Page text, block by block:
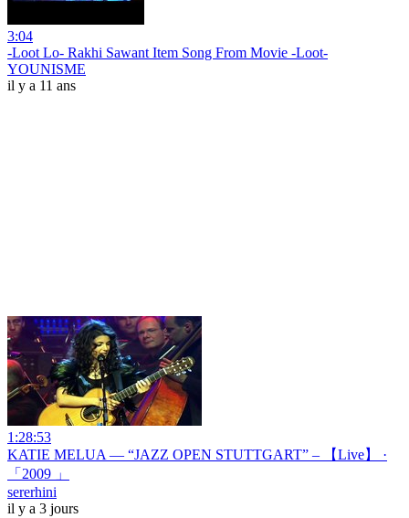
3:04
-Loot Lo- Rakhi Sawant Item Song From Movie -Loot-
YOUNISME
il y a 11 ans
1:28:53
KATIE MELUA — “JAZZ OPEN STUTTGART” – 【Live】 ·
「2009 」
sererhini
il y a 3 jours